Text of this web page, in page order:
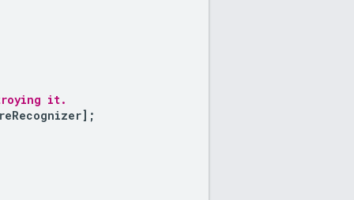
it.
];